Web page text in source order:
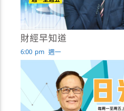
財經早知道
6:00 pm 週一